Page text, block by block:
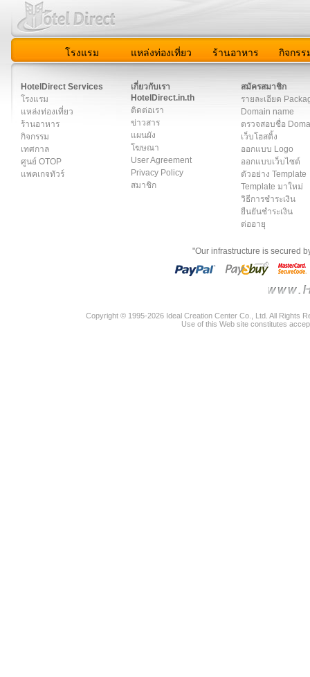
โรงแรม แหล่งท่องเที่ยว ร้านอาหาร กิจกรร
HotelDirect Services
โรงแรม
แหล่งท่องเที่ยว
ร้านอาหาร
กิจกรรม
เทศกาล
ศูนย์ OTOP
แพคเกจทัวร์
เกี่ยวกับเรา
HotelDirect.in.th
ติดต่อเรา
ข่าวสาร
แผนผัง
โฆษณา
User Agreement
Privacy Policy
สมาชิก
สมัครสมาชิก
รายละเอียด
Domain name
ตรวจสอบชื่อ
เว็บโฮสติ้ง
ออกแบบ Logo
ออกแบบเว็บไซต์
ตัวอย่าง Template
Template มาใหม่
วิธีการชำระเงิน
ยืนยันชำระเงิน
ต่ออายุ
"Our infrastructure is secured
Copyright © 1995-2026 Ideal Creation Center Co., Ltd. All Rights
Use of this Web site constitutes